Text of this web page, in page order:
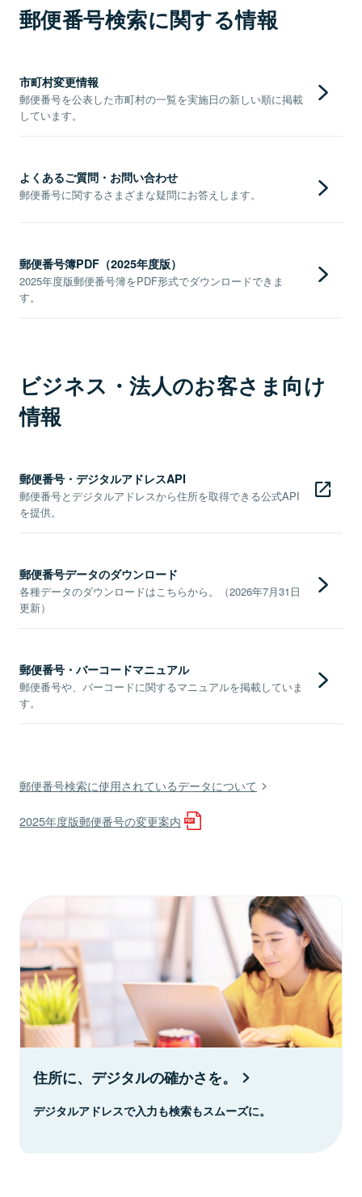
郵便番号検索に関する情報
市町村変更情報
郵便番号を公表した市町村の一覧を実施日の新しい順に掲載
しています。
よくあるご質問・お問い合わせ
郵便番号に関するさまざまな疑問にお答えします。
郵便番号簿PDF（2025年度版）
2025年度版郵便番号簿をPDF形式でダウンロードできま
す。
ビジネス・法人のお客さま向け
情報
郵便番号・デジタルアドレスAPI
郵便番号とデジタルアドレスから住所を取得できる公式API
を提供。
郵便番号データのダウンロード
各種データのダウンロードはこちらから。（2026年7月31日
更新）
郵便番号・バーコードマニュアル
郵便番号や、バーコードに関するマニュアルを掲載していま
す。
郵便番号検索に使用されているデータについて
2025年度版郵便番号の変更案内
住所に、デジタルの確かさを。
デジタルアドレスで入力も検索もスムーズに。